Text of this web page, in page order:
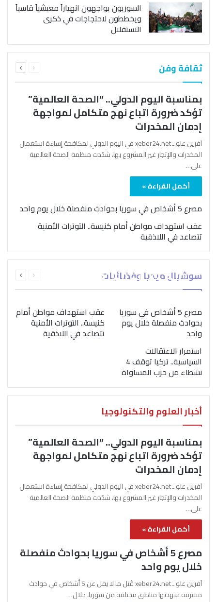
السوريون يواجهون انهياراً معيشياً قاسياً
ويخططون لاحتجاجات في ذكرى
الاستقلال
ثقافة وفن الصفحةالصفحة
بمناسبة اليوم الدولي.. “الصحة العالمية”
تؤكد ضرورة اتباع نهج متكامل لمواجهة
إدمان المخدرات
آفرين علو ـ xeber24.net في اليوم الدولي لمكافحة إساءة استعمال
المخدرات والإتجار غير المشروع بها، شدّدت منظمة الصحة العالمية
على…
أكمل القراءة »
مصرع 5 أشخاص في سوريا بحوادث منفصلة خلال يوم واحد
عقب استهداف مواطن أمام كنيسة.. التوترات الأمنية
تتصاعد في اللاذقية
سوشيال ميديا وفضائيات الصفحةالصفحة
بمناسبة اليوم الدولي..
“الصحة العالمية” تؤكد
ضرورة اتباع نهج متكامل
لمواجهة إدمان المخدرات
مصرع 5 أشخاص في سوريا
بحوادث منفصلة خلال يوم
واحد
عقب استهداف مواطن أمام
كنيسة.. التوترات الأمنية
تتصاعد في اللاذقية
استمرار الاعتقالات
السياسية.. تركيا توقف 4
نشطاء من حزب المساواة
أخبار العلوم والتكنولوجيا
بمناسبة اليوم الدولي.. “الصحة العالمية”
تؤكد ضرورة اتباع نهج متكامل لمواجهة
إدمان المخدرات
آفرين علو ـ xeber24.net في اليوم الدولي لمكافحة إساءة استعمال
المخدرات والإتجار غير المشروع بها، شدّدت منظمة الصحة العالمية
على…
أكمل القراءة »
مصرع 5 أشخاص في سوريا بحوادث منفصلة
خلال يوم واحد
آفرين علو ـ xeber24.net قُتل ما لا يقل عن 5 أشخاص في حوادث
متفرقة شهدتها مناطق مختلفة من سوريا، خلال…